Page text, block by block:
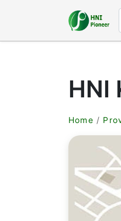
HNI
Home /